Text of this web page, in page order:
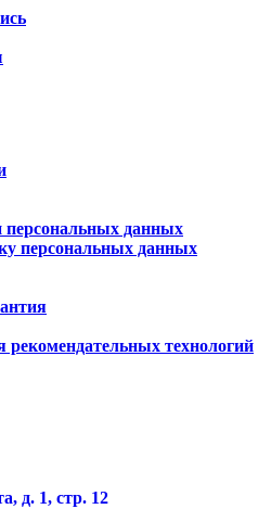
персональных данных
персональных данных
технологий
д. 1, стр. 12